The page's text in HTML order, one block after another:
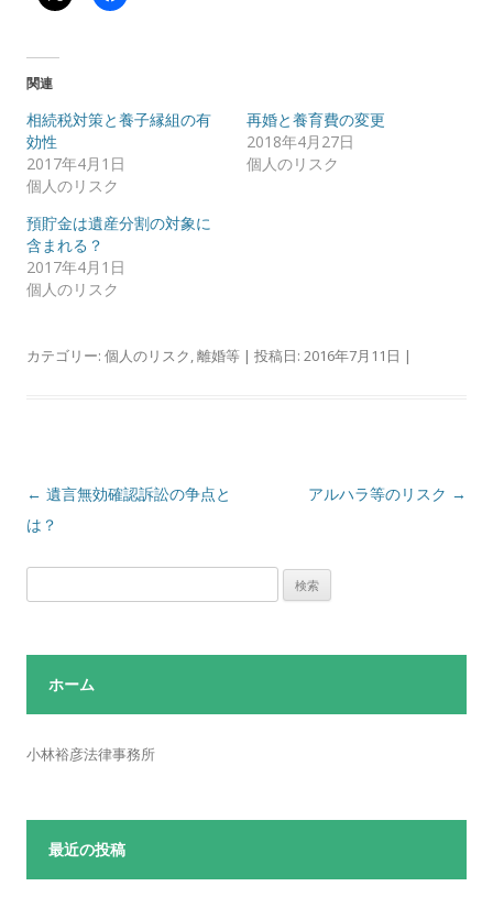
関連
相続税対策と養子縁組の有
効性
2017年4月1日
個人のリスク
再婚と養育費の変更
2018年4月27日
個人のリスク
預貯金は遺産分割の対象に
含まれる？
2017年4月1日
個人のリスク
カテゴリー: 個人のリスク,離婚等 | 投稿日: 2016年7月11日 |
投
稿
ョ
← 遺言無効確認訴訟の争点と
は？
アルハラ等のリスク →
索:
ホーム
小林裕彦法律事務所
最近の投稿